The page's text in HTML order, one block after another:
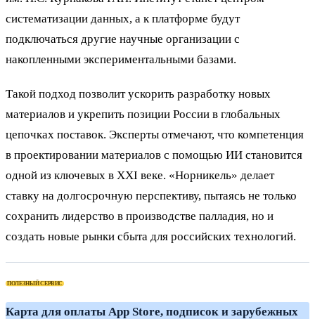
систематизации данных, а к платформе будут
подключаться другие научные организации с
накопленными экспериментальными базами.
Такой подход позволит ускорить разработку новых
материалов и укрепить позиции России в глобальных
цепочках поставок. Эксперты отмечают, что компетенция
в проектировании материалов с помощью ИИ становится
одной из ключевых в XXI веке. «Норникель» делает
ставку на долгосрочную перспективу, пытаясь не только
сохранить лидерство в производстве палладия, но и
создать новые рынки сбыта для российских технологий.
ПОЛЕЗНЫЙ СЕРВИС
Карта для оплаты App Store, подписок и зарубежных